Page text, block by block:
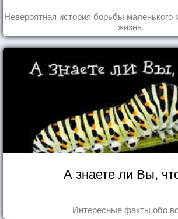
Невероятная история борьбы
жизнь.
А знаете ли Вы,
Интересные факты обо